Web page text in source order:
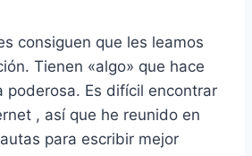
consiguen que les leamos
Tienen «algo» que hace
poderosa. Es difícil encontrar
, así que he reunido en
para escribir mejor